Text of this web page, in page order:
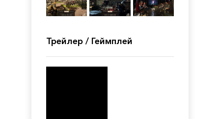
Трейлер / Геймплей